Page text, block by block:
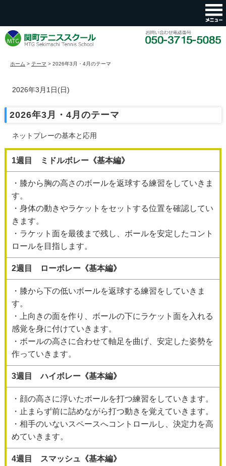
ホーム > テーマ > 2026年3月・4月のテーマ
2026年3月1日(日)
2026年3月・4月のテーマ
ネットプレーの基本と応用
1週目 ミドルボレー《基本編》
・膝から胸の高さのボールを返球する練習をしていきま
す。
・身体の動きやラケットをセットする位置を確認してい
きます。
・ラケット面を最後まで残し、ボールを安定したコント
ロールを目指します。
2週目 ローボレー《基本編》
・膝から下の低いボールを返球する練習をしていきま
す。
・上向きの面を作り、ボールの下にラケット面を入れる
感覚を身に付けていきます。
・ボールの高さに合わせて軸足を曲げ、安定した姿勢を
作っていきます。
3週目 ハイボレー《基本編》
・顔の高さに浮いたボールを打つ練習をしていきます。
・止まらず前に詰めながら打つ動きを覚えていきます。
・相手のいないスペースへコントロールし、決定力を高
めていきます。
4週目 スマッシュ《基本編》